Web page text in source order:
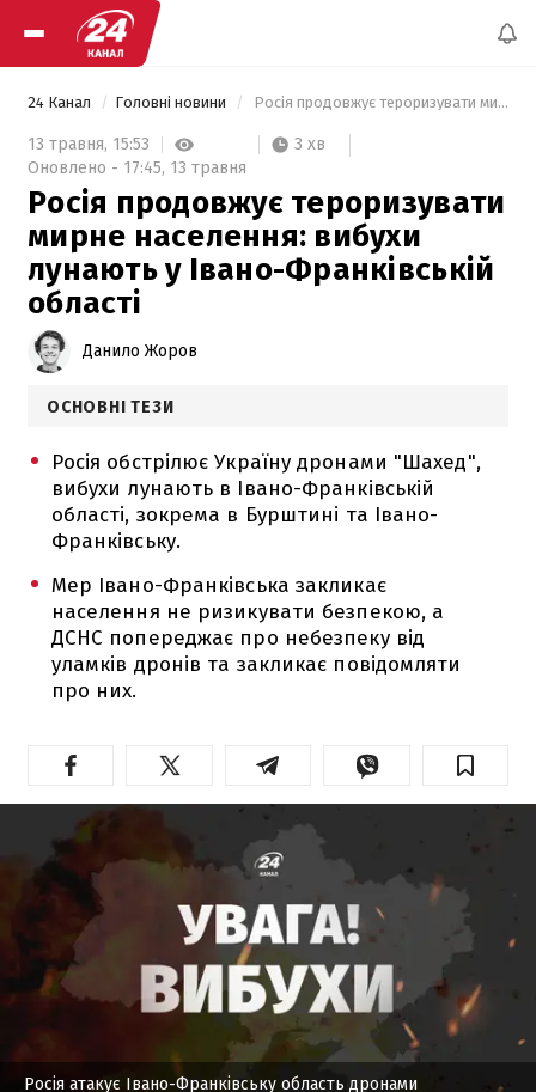
24 Канал Головні новини Росія продовжує тероризувати мирне населення: вибухи лунають у Івано-Франківській області
13 травня, 15:53
3 хв
Оновлено - 17:45, 13 травня
Росія продовжує тероризувати
мирне населення: вибухи
лунають у Івано-Франківській
області
Данило Жоров
ОСНОВНІ ТЕЗИ
Росія обстрілює Україну дронами "Шахед",
вибухи лунають в Івано-Франківській
області, зокрема в Бурштині та Івано-
Франківську.
Мер Івано-Франківська закликає
населення не ризикувати безпекою, а
ДСНС попереджає про небезпеку від
уламків дронів та закликає повідомляти
про них.
Росія атакує Івано-Франківську область дронами